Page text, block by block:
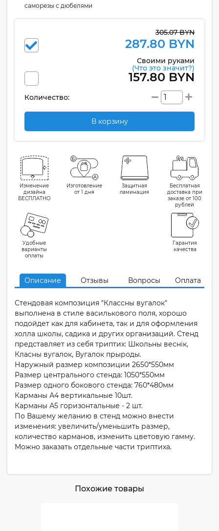
cаморезы с дюбелями
305.07 BYN
287.80 BYN
Своими руками
(Что это значит?)
157.80 BYN
Количество:
В корзину
Изменение
дизайна
БЕСПЛАТНО
Изготовление
от 1 дня
Защитная
ламинация
Бесплатная
доставка при
заказе от 100
рублей
Удобные
варианты
оплаты
Гарантия
качества
Описание Отзывы Вопросы Оплата
Стендовая композиция "Классны вугалок"
выполнена в стиле василькового поля, хорошо
подойдет как для кабинета, так и для оформления
холла школы, садика и других организаций. Стенд
представляет из себя триптих: Школьны веснiк,
Класны вугалок, Вугалок прыроды.
Наружный размер композиции 2650*550мм
Размер центрального стенда: 1050*550мм
Размер одного бокового стенда: 760*480мм
Карманы А4 вертикальные 10шт.
Карманы А5 горизонтальные - 2 шт.
По Вашему желанию в стенд можно внести
изменения: увеличить/уменьшить размер,
количество карманов, изменить цветовую гамму.
Можно заказать отдельные части триптиха.
Похожие товары